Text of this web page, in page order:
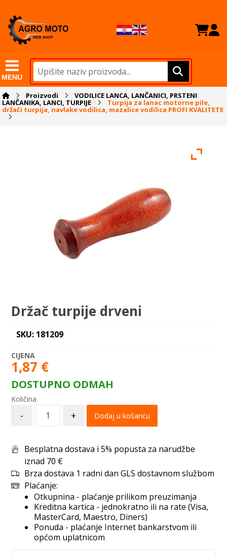
MENU
Proizvodi VODILICE LANCA, LANČANICI, PRSTENI
LANČANIKA, LANCI, TURPIJE Turpija za lanac motorne pile,
držači turpija, navlake vodilica, mazalice vodilica PROFI KVALITETE
Držač turpije drveni
SKU: 181209
1,87 €
DOSTUPNO ODMAH
- + Dodaj u košaricu
Besplatna dostava i 5% popusta za narudžbe
iznad 70 €
Brza dostava 1 radni dan GLS dostavnom službom
Plaćanje:
Otkupnina - plaćanje prilikom preuzimanja
Kreditna kartica - jednokratno ili na rate (Visa,
MasterCard, Maestro, Diners)
Ponuda - plaćanje Internet bankarstvom ili
općom uplatnicom